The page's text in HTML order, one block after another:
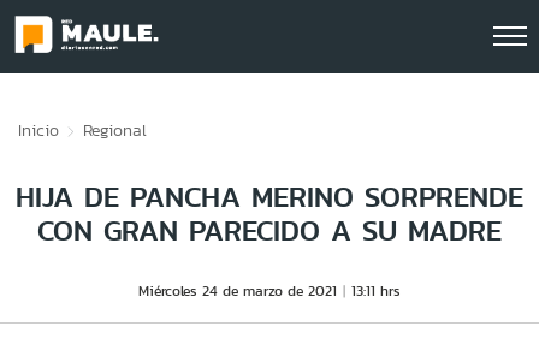
Inicio Regional
HIJA DE PANCHA MERINO SORPRENDE
CON GRAN PARECIDO A SU MADRE
Miércoles 24 de marzo de 2021 13:11 hrs